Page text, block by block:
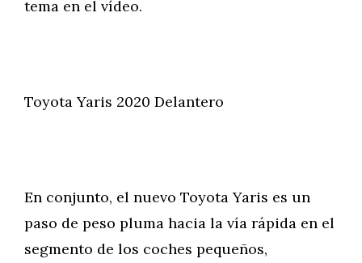
tema en el vídeo.
Toyota Yaris 2020 Delantero
En conjunto, el nuevo Toyota Yaris es un
paso de peso pluma hacia la vía rápida en el
segmento de los coches pequeños,